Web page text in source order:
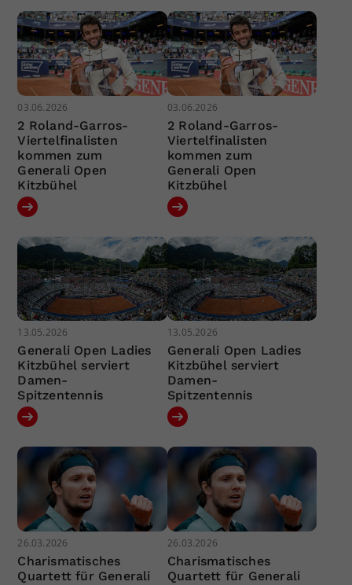
03.06.2026
2 Roland-Garros-
Viertelfinalisten
kommen zum
Generali Open
Kitzbühel
03.06.2026
2 Roland-Garros-
Viertelfinalisten
kommen zum
Generali Open
Kitzbühel
13.05.2026
Generali Open Ladies
Kitzbühel serviert
Damen-
Spitzentennis
13.05.2026
Generali Open Ladies
Kitzbühel serviert
Damen-
Spitzentennis
26.03.2026
Charismatisches
Quartett für Generali
26.03.2026
Charismatisches
Quartett für Generali